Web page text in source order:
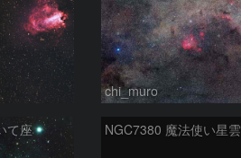
chi_muro
て座 NGC7380 魔法使い星雲